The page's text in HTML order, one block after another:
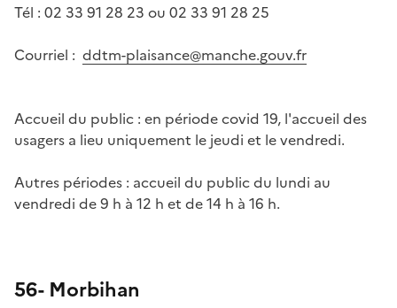
Tél : 02 33 91 28 23 ou 02 33 91 28 25
Courriel : ddtm-plaisance@manche.gouv.fr
Accueil du public : en période covid 19, l'accueil des
usagers a lieu uniquement le jeudi et le vendredi.
Autres périodes : accueil du public du lundi au
vendredi de 9 h à 12 h et de 14 h à 16 h.
56- Morbihan